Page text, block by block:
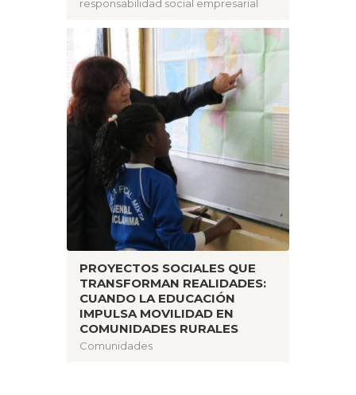
responsabilidad social empresarial
PROYECTOS SOCIALES QUE
TRANSFORMAN REALIDADES:
CUANDO LA EDUCACIÓN
IMPULSA MOVILIDAD EN
COMUNIDADES RURALES
Comunidades